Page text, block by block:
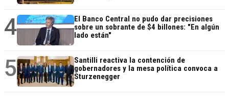
4
El Banco Central no pudo dar precisiones
sobre un sobrante de $4 billones: "En algún
lado están"
5
Santilli reactiva la contención de
gobernadores y la mesa política convoca a
Sturzenegger